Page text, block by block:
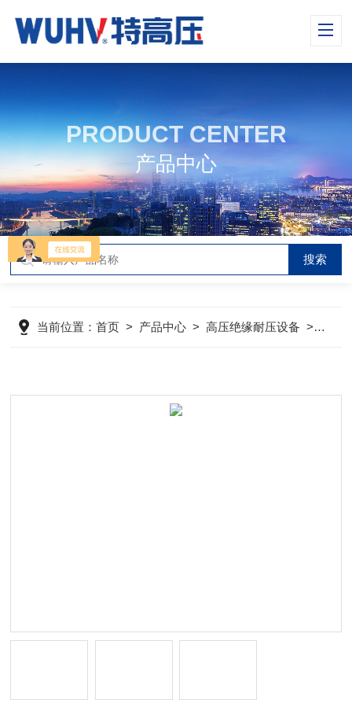
PRODUCT CENTER
产品中心
当前位置：首页 > 产品中心 >高压绝缘耐压设备 > 一体